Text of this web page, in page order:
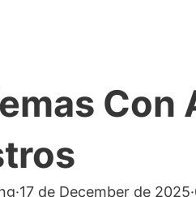
Con
·17 de December de 2025·